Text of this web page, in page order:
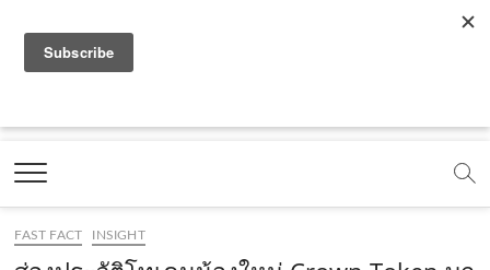
a
e
b
o
o
o
t
b
e
.
o
e
m
e
t
g
t
k
Marketing Oops!
DIGITAL | CREATIVE | ADVERTISING | CAMPAIGN |
FAST FACT INSIGHT